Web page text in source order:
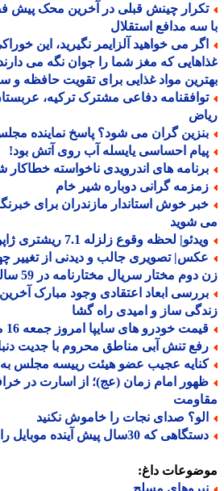
چینش قبلی در آخرین محک پیش
سه مدافع استقلال
می خواهید آلزایمر نگیرید، این خوراکی
که مغز شما را جوان نگه می دارند؛
مواد غذایی برای تقویت حافظه و
دفاعی مشترک ترکیه، عربستان و
گران می شود؟ پاسخ نماینده مجلس
احساسی یایسله آب روی آتش بود!
های اندرویدی ناخواسته خطاکار
گرانی دوباره شیر خام
خوش استاندار مازندران برای
شوید
لحظه وقوع زلزله 7.1 ریشتری ژاپن در اتاق عمل جراحی
تصویری جالب و دیدنی از تغییر چهره
مختار سریال مختارنامه در 59 سالگی؛ سال 1404
ابعاد اعتقادی وجود مبارک آخرین
ساز و امیدی راه گشا
خودرو های سایپا امروز جمعه 16 مرداد 1405 + جدول
تنش آبی مناطق محروم با جدیت
عجیب عضو هیئت رییسه مجلس به
امام زمان (عج)؛ از اسارت در خرافه
صدای نجات را خاموش نکنید
که 30سال پیش آینده موبایل را پیش بینی کرد!
داغ: